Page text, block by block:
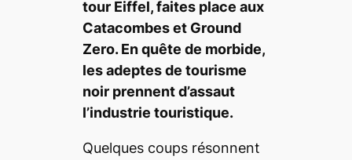
tour Eiffel, faites place aux
Catacombes et Ground
Zero. En quête de morbide,
les adeptes de tourisme
noir prennent d’assaut
l’industrie touristique.
Quelques coups résonnent